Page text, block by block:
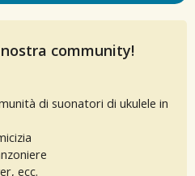
community!
di suonatori di ukulele in
ecc.